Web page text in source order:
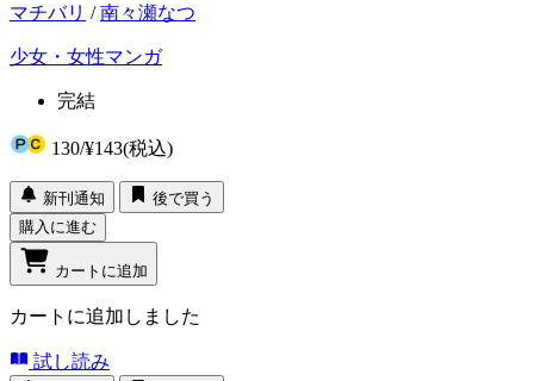
マチバリ /南々瀬なつ
少女・女性マンガ
完結
130/¥143(税込)
新刊通知
後で買う
購入に進む
カートに追加
カートに追加しました
試し読み